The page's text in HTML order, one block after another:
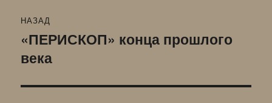
по
записям
НАЗАД
Предыдущая
запись:
«ПЕРИСКОП» конца прошлого
века